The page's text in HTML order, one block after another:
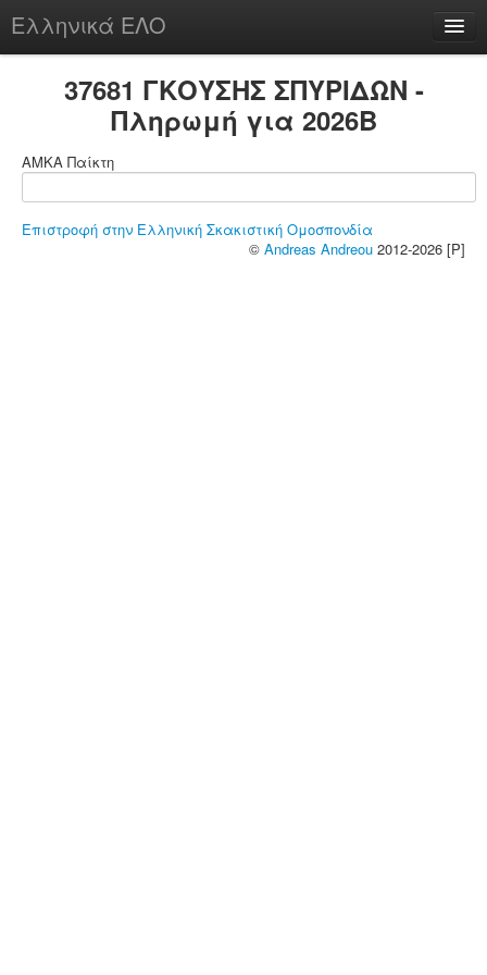
Ελληνικά ΕΛΟ
chesstu.be @ discord
37681 ΓΚΟΥΣΗΣ ΣΠΥΡΙΔΩΝ -
Πληρωμή για 2026B
ΑΜΚΑ Παίκτη
Επιστροφή στην Ελληνική Σκακιστική Ομοσπονδία
© Andreas Andreou 2012-2026 [P]